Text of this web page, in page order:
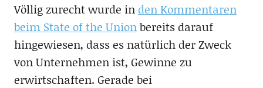
Völlig zurecht wurde in den Kommentaren
beim State of the Unionbereits darauf
hingewiesen, dass es natürlich der Zweck
von Unternehmen ist, Gewinne zu
erwirtschaften. Gerade bei